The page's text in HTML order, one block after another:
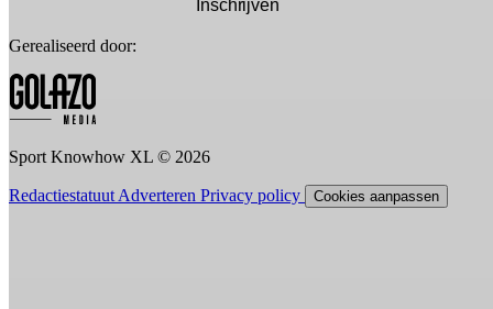
Inschrijven
Gerealiseerd door:
Sport Knowhow XL © 2026
Redactiestatuut Adverteren Privacy policy Cookies aanpassen